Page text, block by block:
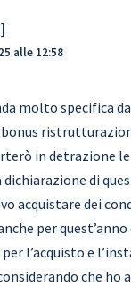
alle 12:58
molto specifica
in detrazione le
di
acquistare dei
per
l’acquisto e
che ho